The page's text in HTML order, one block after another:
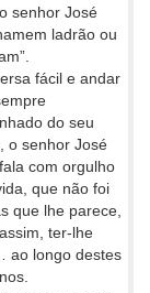
senhor José
ladrão ou
fácil e andar
do seu
o senhor José
com orgulho
que não foi
que lhe parece,
ter-lhe
ao longo destes